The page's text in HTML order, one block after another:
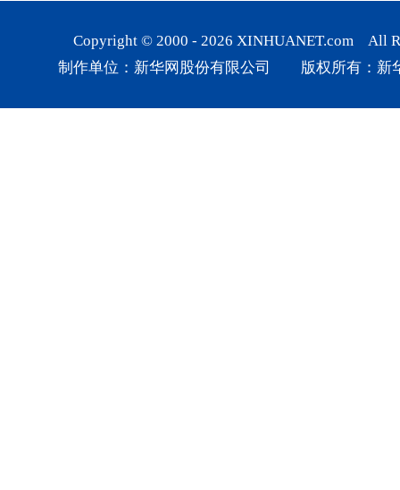
Copyright © 2000 - 2026 XINHUANET.com All
制作单位：新华网股份有限公司 版权所有：新